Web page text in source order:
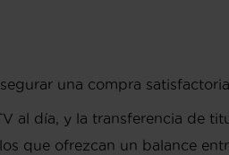
una compra
al día, y la transferencia de
que ofrezcan un balance